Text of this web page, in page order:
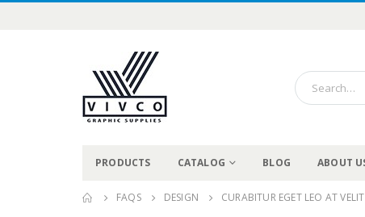
PRODUCTS CATALOG BLOG ABOUT
FAQS DESIGN CURABITUR EGET LEO AT